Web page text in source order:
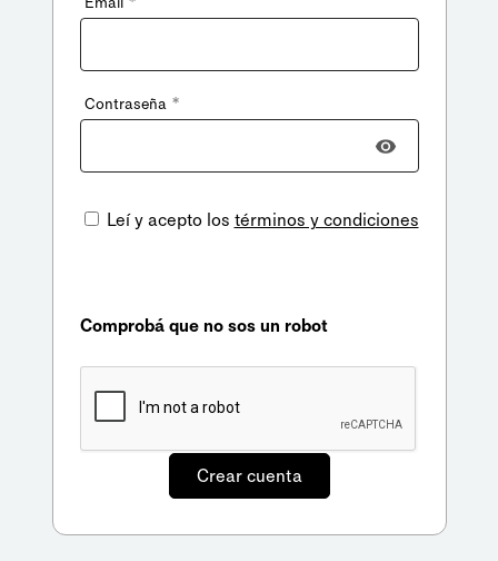
Contraseña *
Leí y acepto los términos y condiciones
Comprobá que no sos un robot